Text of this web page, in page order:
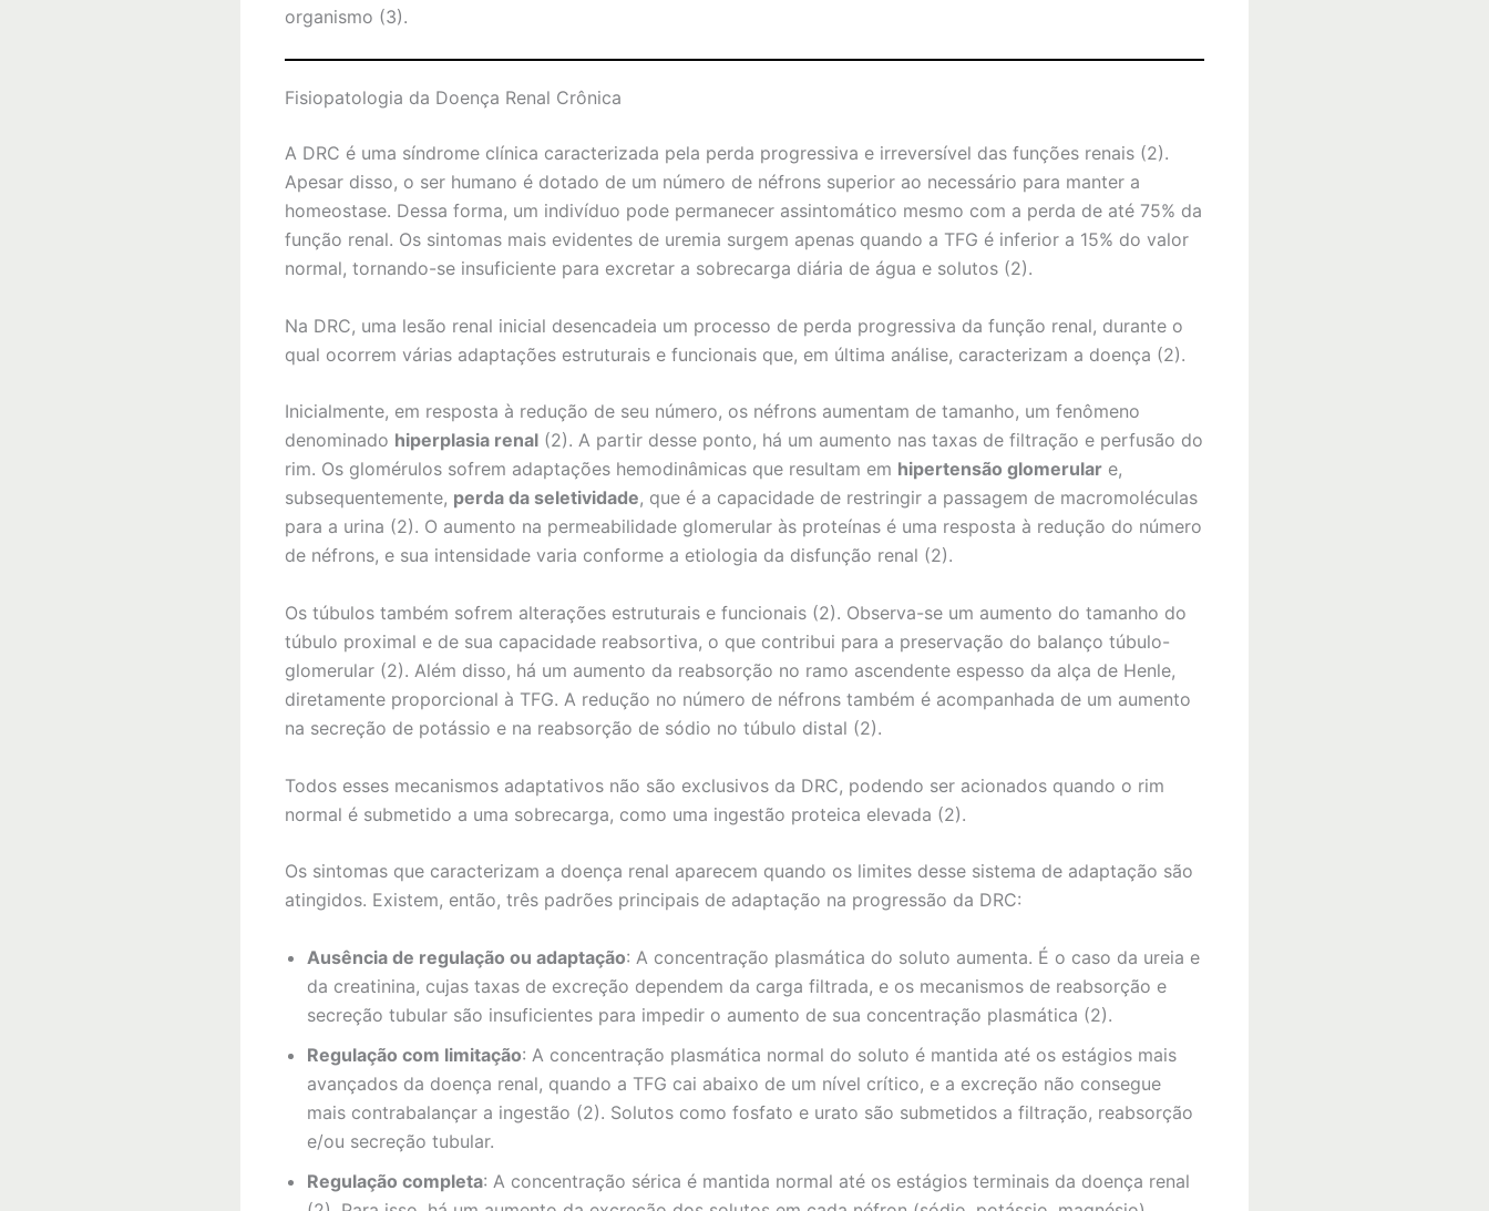
organismo (3).
Fisiopatologia da Doença Renal Crônica
A DRC é uma síndrome clínica caracterizada pela perda progressiva e irreversível das funções renais (2).
Apesar disso, o ser humano é dotado de um número de néfrons superior ao necessário para manter a
homeostase. Dessa forma, um indivíduo pode permanecer assintomático mesmo com a perda de até 75% da
função renal. Os sintomas mais evidentes de uremia surgem apenas quando a TFG é inferior a 15% do valor
normal, tornando-se insuficiente para excretar a sobrecarga diária de água e solutos (2).
Na DRC, uma lesão renal inicial desencadeia um processo de perda progressiva da função renal, durante o
qual ocorrem várias adaptações estruturais e funcionais que, em última análise, caracterizam a doença (2).
Inicialmente, em resposta à redução de seu número, os néfrons aumentam de tamanho, um fenômeno
denominado hiperplasia renal (2). A partir desse ponto, há um aumento nas taxas de filtração e perfusão do
rim. Os glomérulos sofrem adaptações hemodinâmicas que resultam em hipertensão glomerular e,
subsequentemente, perda da seletividade, que é a capacidade de restringir a passagem de macromoléculas
para a urina (2). O aumento na permeabilidade glomerular às proteínas é uma resposta à redução do número
de néfrons, e sua intensidade varia conforme a etiologia da disfunção renal (2).
Os túbulos também sofrem alterações estruturais e funcionais (2). Observa-se um aumento do tamanho do
túbulo proximal e de sua capacidade reabsortiva, o que contribui para a preservação do balanço túbulo-
glomerular (2). Além disso, há um aumento da reabsorção no ramo ascendente espesso da alça de Henle,
diretamente proporcional à TFG. A redução no número de néfrons também é acompanhada de um aumento
na secreção de potássio e na reabsorção de sódio no túbulo distal (2).
Todos esses mecanismos adaptativos não são exclusivos da DRC, podendo ser acionados quando o rim
normal é submetido a uma sobrecarga, como uma ingestão proteica elevada (2).
Os sintomas que caracterizam a doença renal aparecem quando os limites desse sistema de adaptação são
atingidos. Existem, então, três padrões principais de adaptação na progressão da DRC:
Ausência de regulação ou adaptação: A concentração plasmática do soluto aumenta. É o caso da ureia e
da creatinina, cujas taxas de excreção dependem da carga filtrada, e os mecanismos de reabsorção e
secreção tubular são insuficientes para impedir o aumento de sua concentração plasmática (2).
Regulação com limitação: A concentração plasmática normal do soluto é mantida até os estágios mais
avançados da doença renal, quando a TFG cai abaixo de um nível crítico, e a excreção não consegue
mais contrabalançar a ingestão (2). Solutos como fosfato e urato são submetidos a filtração, reabsorção
e/ou secreção tubular.
Regulação completa: A concentração sérica é mantida normal até os estágios terminais da doença renal